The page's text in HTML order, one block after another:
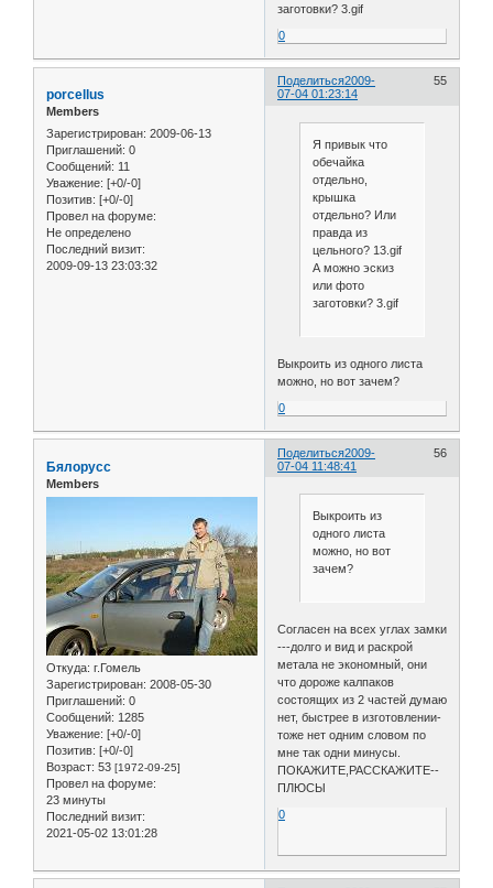
заготовки? 3.gif
0
Поделиться 55
2009-
07-04 01:23:14
porcellus
Members
Зарегистрирован: 2009-06-13
Приглашений: 0
Сообщений: 11
Уважение: [+0/-0]
Позитив: [+0/-0]
Провел на форуме:
Не определено
Последний визит:
2009-09-13 23:03:32
Я привык что
обечайка
отдельно,
крышка
отдельно? Или
правда из
цельного? 13.gif
А можно эскиз
или фото
заготовки? 3.gif
Выкроить из одного листа
можно, но вот зачем?
0
Поделиться 56
2009-
07-04 11:48:41
Бялорусс
Members
Откуда: г.Гомель
Зарегистрирован: 2008-05-30
Приглашений: 0
Сообщений: 1285
Уважение: [+0/-0]
Позитив: [+0/-0]
Возраст: 53 [1972-09-25]
Провел на форуме:
23 минуты
Последний визит:
2021-05-02 13:01:28
Выкроить из
одного листа
можно, но вот
зачем?
Согласен на всех углах замки
---долго и вид и раскрой
метала не экономный, они
что дороже калпаков
состоящих из 2 частей думаю
нет, быстрее в изготовлении-
тоже нет одним словом по
мне так одни минусы.
ПОКАЖИТЕ,РАССКАЖИТЕ--
ПЛЮСЫ
0